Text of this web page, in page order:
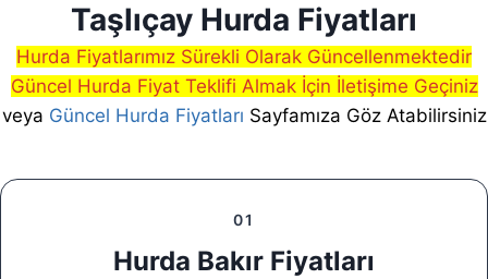
Taşlıçay Hurda Fiyatları
Hurda Fiyatlarımız Sürekli Olarak Güncellenmektedir
Güncel Hurda Fiyat Teklifi Almak İçin İletişime Geçiniz
veya Güncel Hurda Fiyatları Sayfamıza Göz Atabilirsiniz
01
Hurda Bakır Fiyatları